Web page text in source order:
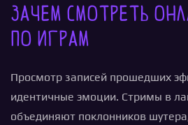
Зачем смотреть
по играм
Просмотр записей прошедших
идентичные эмоции. Стримы в
объединяют поклонников